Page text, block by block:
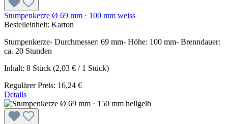
Stumpenkerze Ø 69 mm · 100 mm weiss
Bestelleinheit: Karton
Stumpenkerze- Durchmesser: 69 mm- Höhe: 100 mm- Brenndauer:
ca. 20 Stunden
Inhalt: 8 Stück (2,03 € / 1 Stück)
Regulärer Preis: 16,24 €
Details